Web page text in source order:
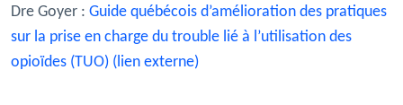
Dre Goyer : Guide québécois d’amélioration des pratiques
sur la prise en charge du trouble lié à l’utilisation des
opioïdes (TUO) (lien externe)